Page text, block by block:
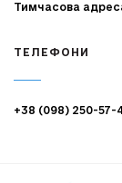
Тимчасова
ТЕЛЕФОНИ
+38 (098) 250-57-